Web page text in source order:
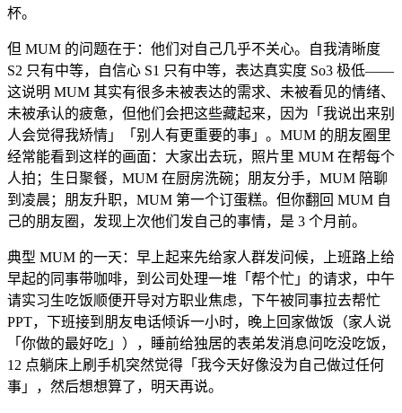
杯。
但 MUM 的问题在于：他们对自己几乎不关心。自我清晰度
S2 只有中等，自信心 S1 只有中等，表达真实度 So3 极低——
这说明 MUM 其实有很多未被表达的需求、未被看见的情绪、
未被承认的疲惫，但他们会把这些藏起来，因为「我说出来别
人会觉得我矫情」「别人有更重要的事」。MUM 的朋友圈里
经常能看到这样的画面：大家出去玩，照片里 MUM 在帮每个
人拍；生日聚餐，MUM 在厨房洗碗；朋友分手，MUM 陪聊
到凌晨；朋友升职，MUM 第一个订蛋糕。但你翻回 MUM 自
己的朋友圈，发现上次他们发自己的事情，是 3 个月前。
典型 MUM 的一天：早上起来先给家人群发问候，上班路上给
早起的同事带咖啡，到公司处理一堆「帮个忙」的请求，中午
请实习生吃饭顺便开导对方职业焦虑，下午被同事拉去帮忙
PPT，下班接到朋友电话倾诉一小时，晚上回家做饭（家人说
「你做的最好吃」），睡前给独居的表弟发消息问吃没吃饭，
12 点躺床上刷手机突然觉得「我今天好像没为自己做过任何
事」，然后想想算了，明天再说。